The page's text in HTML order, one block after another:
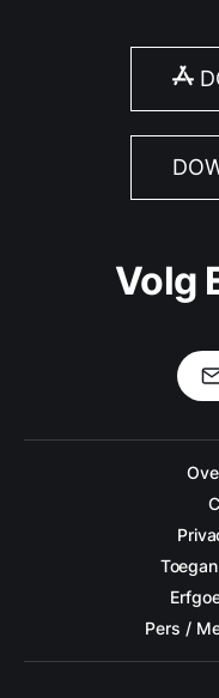
Volg
Pers /